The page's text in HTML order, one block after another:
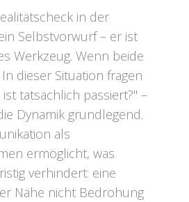
in der
Selbstvorwurf – er ist
Werkzeug. Wenn beide
dieser Situation fragen
tatsächlich passiert?" –
Dynamik grundlegend.
als
ermöglicht, was
verhindert: eine
Nähe nicht Bedrohung